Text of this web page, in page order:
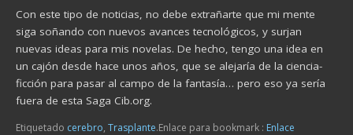
Con este tipo de noticias, no debe extrañarte que mi mente
siga soñando con nuevos avances tecnológicos, y surjan
nuevas ideas para mis novelas. De hecho, tengo una idea en
un cajón desde hace unos años, que se alejaría de la ciencia-
ficción para pasar al campo de la fantasía… pero eso ya sería
fuera de esta Saga Cib.org.
Etiquetado cerebro,Trasplante.Enlace para bookmark : Enlace